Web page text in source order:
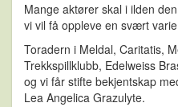
Mange aktører skal i ilden
vi vil få oppleve en svært
Toradern i Meldal, Caritatis,
Trekkspillklubb, Edelweiss
og vi får stifte bekjentskap
Lea Angelica Grazulyte.